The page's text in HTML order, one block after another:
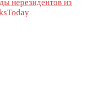
нерезидентов из